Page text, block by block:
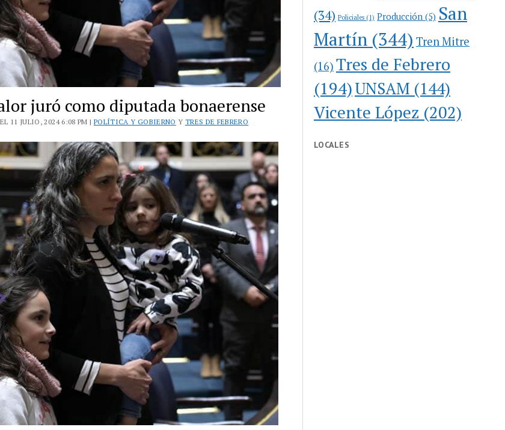
juró como diputada bonaerense
11 JULIO, 2024 6:08 PM | POLÍTICA Y GOBIERNO Y TRES DE FEBRERO
(34) Policiales (1) Producción (5) San
Martín (344) Tren Mitre
(16) Tres de Febrero
(194)UNSAM (144)
Vicente López (202)
LOCALES